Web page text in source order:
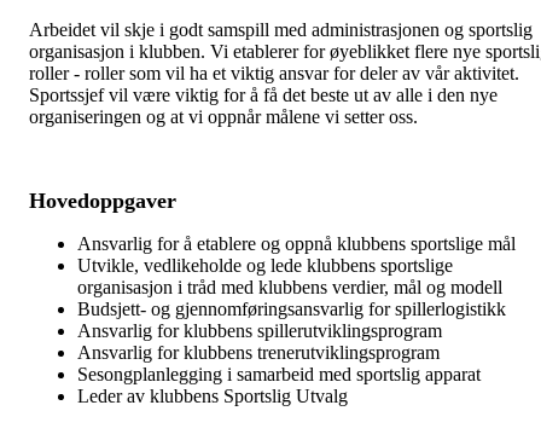
Arbeidet vil skje i godt samspill med administrasjonen og sportslig
organisasjon i klubben. Vi etablerer for øyeblikket flere nye
roller - roller som vil ha et viktig ansvar for deler av vår aktivitet.
Sportssjef vil være viktig for å få det beste ut av alle i den nye
organiseringen og at vi oppnår målene vi setter oss.
Hovedoppgaver
Ansvarlig for å etablere og oppnå klubbens sportslige mål
Utvikle, vedlikeholde og lede klubbens sportslige
organisasjon i tråd med klubbens verdier, mål og modell
Budsjett- og gjennomføringsansvarlig for spillerlogistikk
Ansvarlig for klubbens spillerutviklingsprogram
Ansvarlig for klubbens trenerutviklingsprogram
Sesongplanlegging i samarbeid med sportslig apparat
Leder av klubbens Sportslig Utvalg